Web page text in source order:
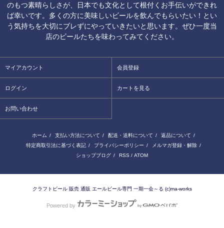
のもつ素晴らしさが、日本でも文化として根付くお手伝いができれ
ば幸いです。多くの方に美味しいビールを飲んでもらいたい！とい
う気持ちを大切にブレずにやっていきたいと思います。ぜひ一度当
店のビールたちを味わってみてください。
マイアカウント 会員登録
ログイン カートを見る
お問い合わせ
ホーム / 支払い方法について / 配送・送料について / 返品について /
特定商取引法に基づく表記 / プライバシーポリシー / メルマガ登録・解除 /
ショップブログ / RSS / ATOM
クラフトビール 販売 通販 エールビール専門 一期一会～る (c)ma-works
Powered by